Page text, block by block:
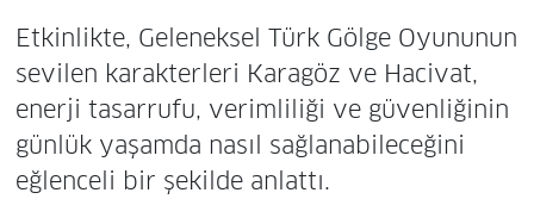
Etkinlikte, Geleneksel Türk Gölge Oyununun
sevilen karakterleri Karagöz ve Hacivat,
enerji tasarrufu, verimliliği ve güvenliğinin
günlük yaşamda nasıl sağlanabileceğini
eğlenceli bir şekilde anlattı.